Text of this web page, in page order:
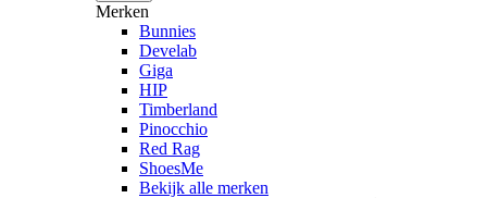
Merken
Bunnies
Develab
Giga
HIP
Timberland
Pinocchio
Red Rag
ShoesMe
Bekijk alle merken